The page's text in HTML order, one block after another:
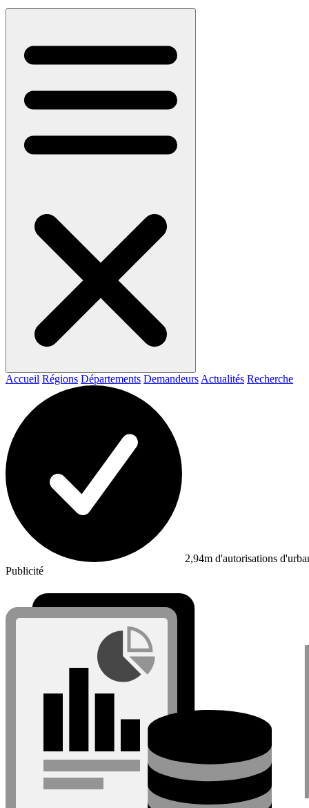
Accueil Régions Départements Demandeurs Actualités Recherche
2,94m d'autorisations
Publicité